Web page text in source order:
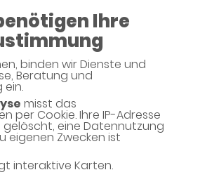
Ihre
binden wir Dienste und
Beratung und
ein.
misst das
per Cookie. Ihre IP-Adresse
eine Datennutzung
eigenen Zwecken ist
interaktive Karten.
09:00 - 18:00
Bären-Apotheke
bietet eine Vielzahl von
rund um Ihre Gesundheit.